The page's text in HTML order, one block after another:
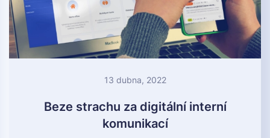
13 dubna, 2022
Beze strachu za digitální interní
komunikací